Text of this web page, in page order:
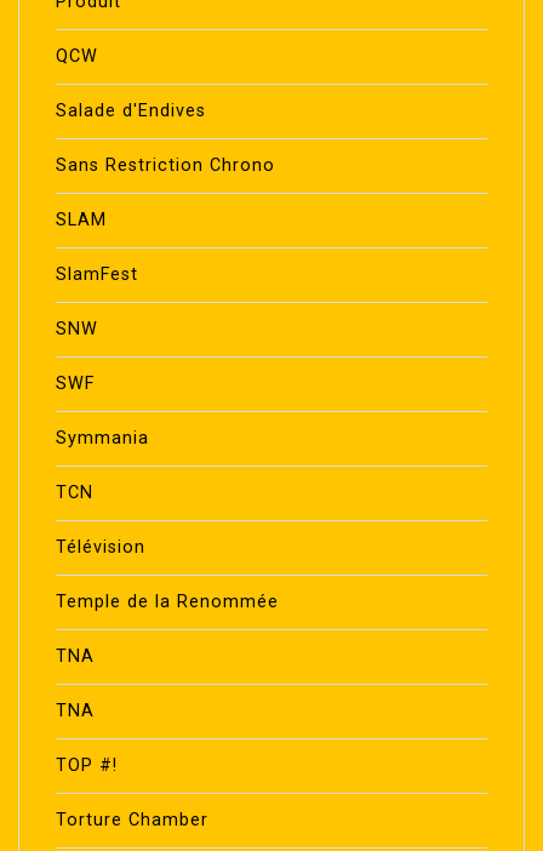
QCW
Salade d'Endives
Sans Restriction Chrono
SLAM
SlamFest
SNW
SWF
Symmania
TCN
Télévision
Temple de la Renommée
TNA
TNA
TOP #!
Torture Chamber